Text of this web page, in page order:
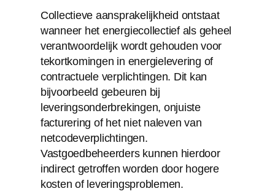
Collectieve aansprakelijkheid ontstaat
wanneer het energiecollectief als geheel
verantwoordelijk wordt gehouden voor
tekortkomingen in energielevering of
contractuele verplichtingen. Dit kan
bijvoorbeeld gebeuren bij
leveringsonderbrekingen, onjuiste
facturering of het niet naleven van
netcodeverplichtingen.
Vastgoedbeheerders kunnen hierdoor
indirect getroffen worden door hogere
kosten of leveringsproblemen.